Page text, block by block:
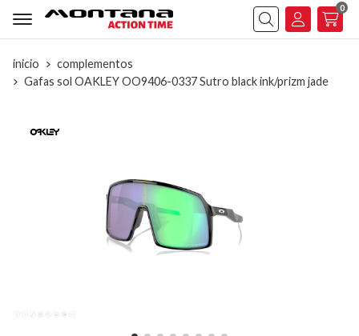
Buscar
0
inicio
complementos
Gafas sol OAKLEY OO9406-0337 Sutro black ink/prizm jade